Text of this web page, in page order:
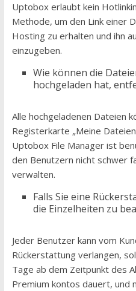
Uptobox erlaubt kein
Methode, um den Link einer
Hosting zu erhalten und ihn
einzugeben.
Wie können die
hochgeladen hat,
Alle hochgeladenen Dateien
Registerkarte „Meine
Uptobox File Manager ist
den Benutzern nicht schwer
verwalten.
Falls Sie eine
die Einzelheiten zu
Jeder Benutzer kann vom
Rückerstattung verlangen,
Tage ab dem Zeitpunkt des
Premium kontos dauert, und